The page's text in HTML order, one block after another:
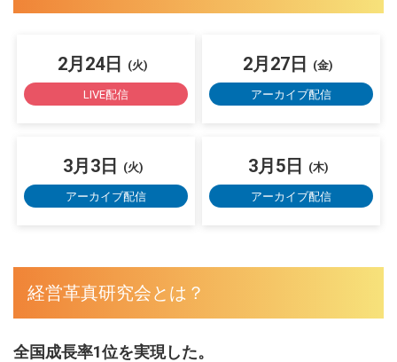
2月24日 (火)
LIVE配信
2月27日 (金)
アーカイブ配信
3月3日 (火)
アーカイブ配信
3月5日 (木)
アーカイブ配信
経営革真研究会とは？
全国成長率1位を実現した。